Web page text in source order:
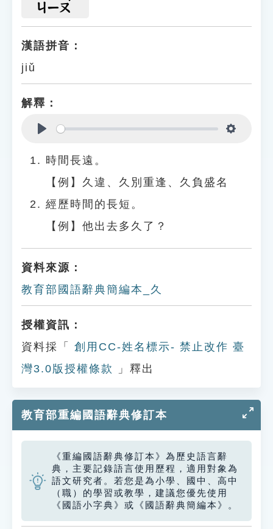
ㄐㄧㄡ
漢語拼音：
jiǔ
解釋：
時間長遠。
【例】久違、久別重逢、久負盛名
經歷時間的長短。
【例】他出去多久了？
資料來源：
教育部國語辭典簡編本_久
授權資訊：
資料採「
創用CC-姓名標示- 禁止改作 臺
灣3.0版授權條款
」釋出
教育部重編國語辭典修訂本
《重編國語辭典修訂本》為歷史語言辭
典，主要記錄語言使用歷程，適用對象為
語文研究者。若您是為小學、國中、高中
（職）的學習或教學，建議您優先使用
《國語小字典》或《國語辭典簡編本》。